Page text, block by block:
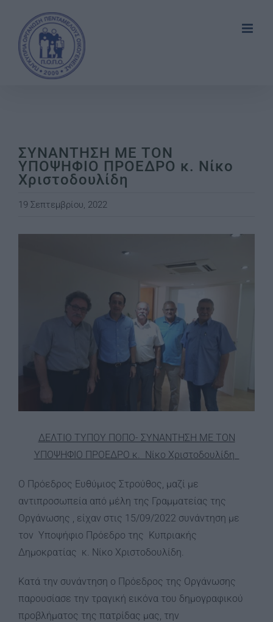
content
ΣΥΝΑΝΤΗΣΗ ΜΕ ΤΟΝ
ΥΠΟΨΗΦΙΟ ΠΡΟΕΔΡΟ κ. Νίκο
Χριστοδουλίδη
19 Σεπτεμβρίου, 2022
ΔΕΛΤΙΟ ΤΥΠΟΥ ΠΟΠΟ- ΣΥΝΑΝΤΗΣΗ ΜΕ ΤΟΝ
ΥΠΟΨΗΦΙΟ ΠΡΟΕΔΡΟ κ. Νίκο Χριστοδουλίδη
Ο Πρόεδρος Ευθύμιος Στρούθος, μαζί με
αντιπροσωπεία από μέλη της Γραμματείας της
Οργάνωσης , είχαν στις 15/09/2022 συνάντηση με
τον Υποψήφιο Πρόεδρο της Κυπριακής
Δημοκρατίας κ. Νίκο Χριστοδουλίδη.
Κατά την συνάντηση ο Πρόεδρος της Οργάνωσης
παρουσίασε την τραγική εικόνα του δημογραφικού
προβλήματος της πατρίδας μας, την